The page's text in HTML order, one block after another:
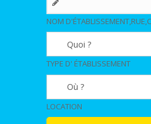
NOM
TYPE D' ÉTABLISSEMENT
LOCATION